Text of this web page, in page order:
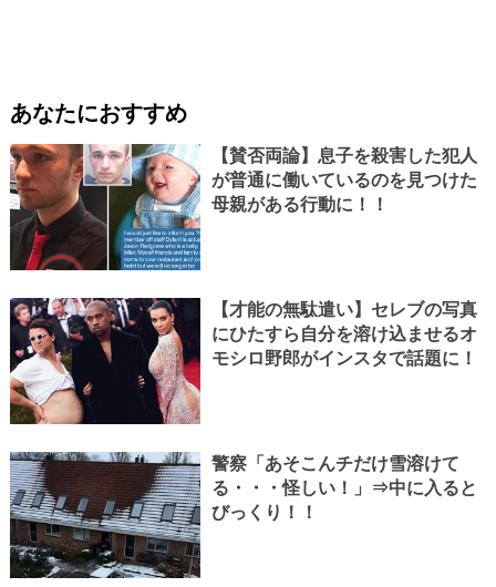
あなたにおすすめ
【賛否両論】息子を殺害した犯人
が普通に働いているのを見つけた
母親がある行動に！！
【才能の無駄遣い】セレブの写真
にひたすら自分を溶け込ませるオ
モシロ野郎がインスタで話題に！
警察「あそこんチだけ雪溶けて
る・・・怪しい！」⇒中に入ると
びっくり！！